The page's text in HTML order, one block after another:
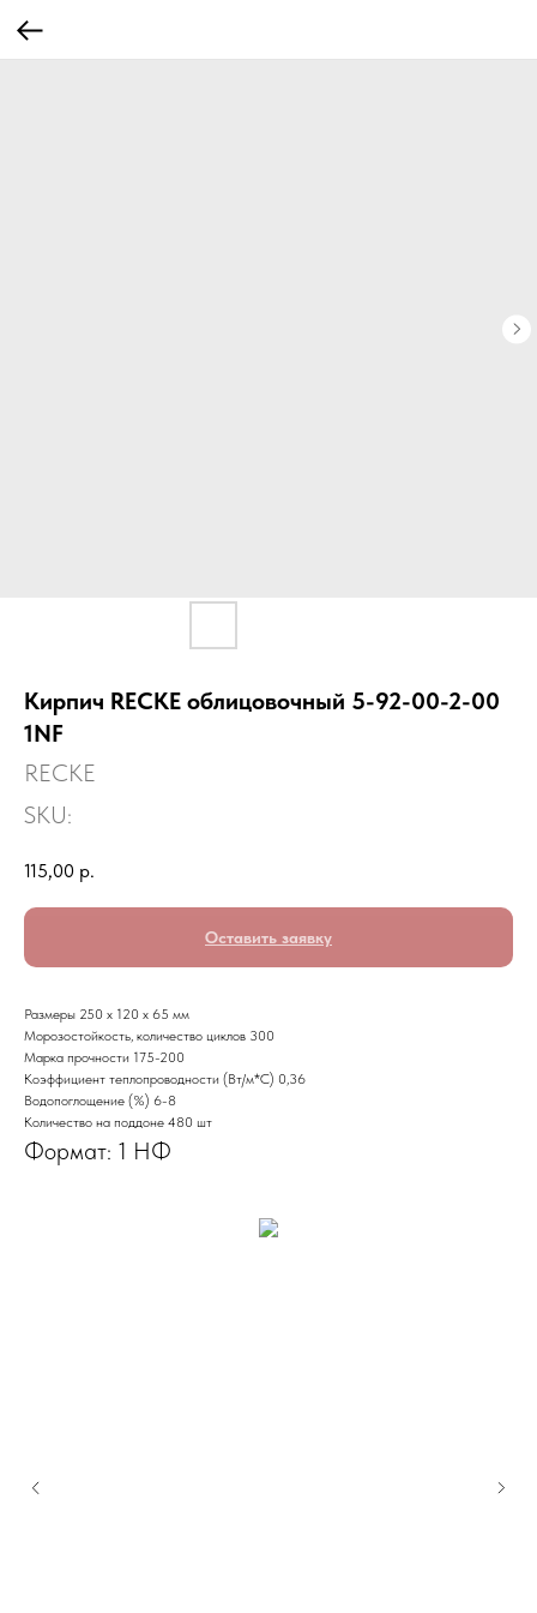
Кирпич RECKE облицовочный 5-92-00-2-00
1NF
RECKE
SKU:
115,00 р.
Оставить заявку
Размеры 250 х 120 х 65 мм
Морозостойкость, количество циклов 300
Марка прочности 175-200
Коэффициент теплопроводности (Вт/м*С) 0,36
Водопоглощение (%) 6-8
Количество на поддоне 480 шт
Формат: 1 НФ